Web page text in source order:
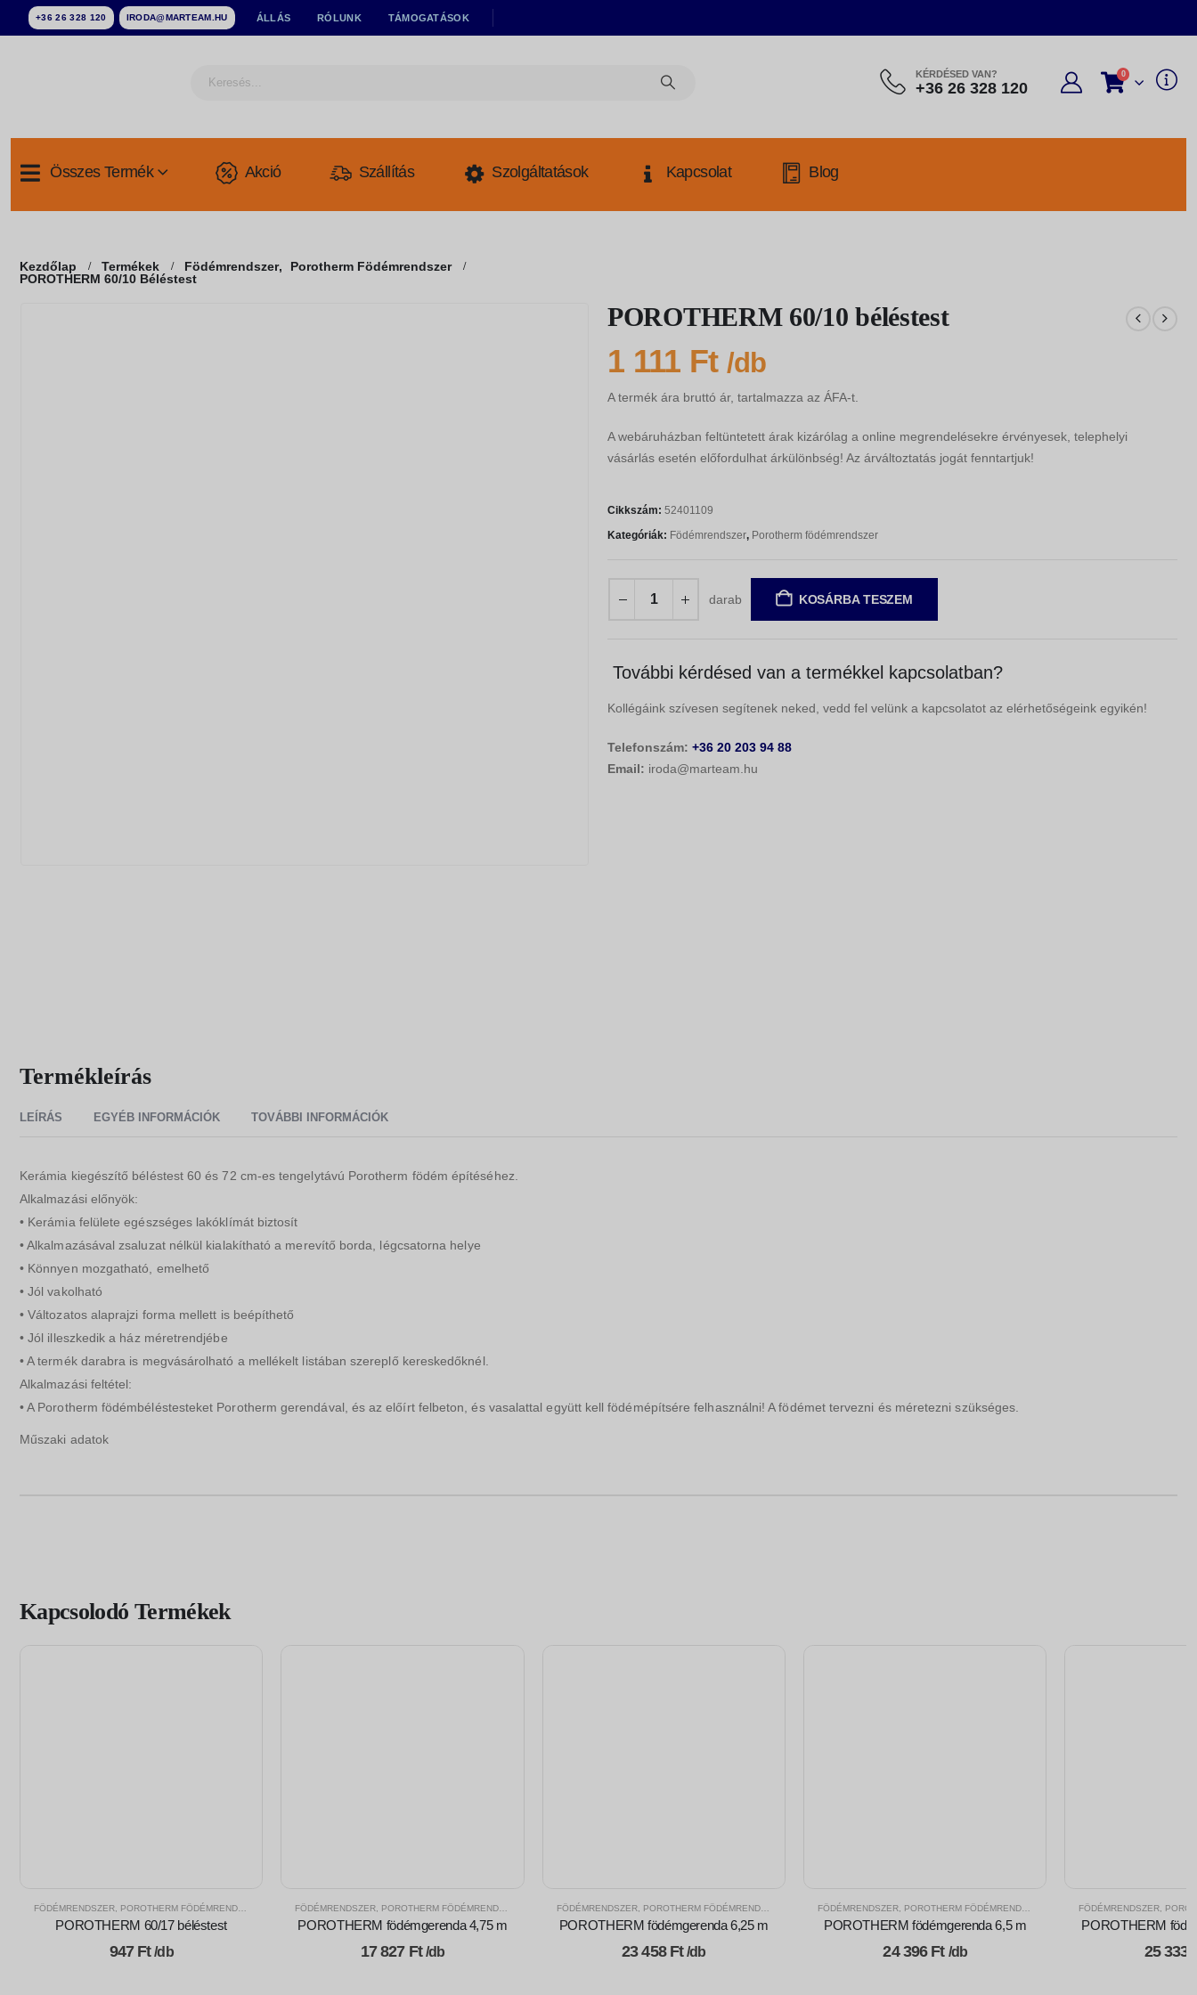
+36 26 328 120 IRODA@MARTEAM.HU ÁLLÁS RÓLUNK TÁMOGATÁSOK
KÉRDÉSED VAN?
+36 26 328 120
0
Összes Termék Akció Szállítás Szolgáltatások Kapcsolat Blog
Kezdőlap Termékek Födémrendszer,
Porotherm Födémrendszer
POROTHERM 60/10 Béléstest
POROTHERM 60/10 béléstest
1 111 Ft /db
A termék ára bruttó ár, tartalmazza az ÁFA-t.
A webáruházban feltüntetett árak kizárólag a online megrendelésekre érvényesek, telephelyi
vásárlás esetén előfordulhat árkülönbség! Az árváltoztatás jogát fenntartjuk!
Cikkszám: 52401109
Kategóriák: Födémrendszer, Porotherm födémrendszer
darab KOSÁRBA TESZEM
További kérdésed van a termékkel kapcsolatban?
Kollégáink szívesen segítenek neked, vedd fel velünk a kapcsolatot az elérhetőségeink egyikén!
Telefonszám: +36 20 203 94 88
Email: iroda@marteam.hu
Termékleírás
LEÍRÁS EGYÉB INFORMÁCIÓK TOVÁBBI INFORMÁCIÓK
Kerámia kiegészítő béléstest 60 és 72 cm-es tengelytávú Porotherm födém építéséhez.
Alkalmazási előnyök:
• Kerámia felülete egészséges lakóklímát biztosít
• Alkalmazásával zsaluzat nélkül kialakítható a merevítő borda, légcsatorna helye
• Könnyen mozgatható, emelhető
• Jól vakolható
• Változatos alaprajzi forma mellett is beépíthető
• Jól illeszkedik a ház méretrendjébe
• A termék darabra is megvásárolható a mellékelt listában szereplő kereskedőknél.
Alkalmazási feltétel:
• A Porotherm födémbéléstesteket Porotherm gerendával, és az előírt felbeton, és vasalattal együtt kell födémépítsére felhasználni! A födémet tervezni és méretezni szükséges.
Műszaki adatok
Kapcsolodó Termékek
FÖDÉMRENDSZER POROTHERM FÖDÉMRENDSZER
POROTHERM 60/17 béléstest
947 Ft /db
FÖDÉMRENDSZER POROTHERM FÖDÉMRENDSZER
POROTHERM födémgerenda 4,75 m
17 827 Ft /db
FÖDÉMRENDSZER, POROTHERM FÖDÉMRENDSZER
POROTHERM födémgerenda 6,25 m
23 458 Ft /db
FÖDÉMRENDSZER, POROTHERM FÖDÉMRENDSZER
POROTHERM födémgerenda 6,5 m
24 396 Ft /db
FÖDÉMRENDSZER
POROTHERM
25 333